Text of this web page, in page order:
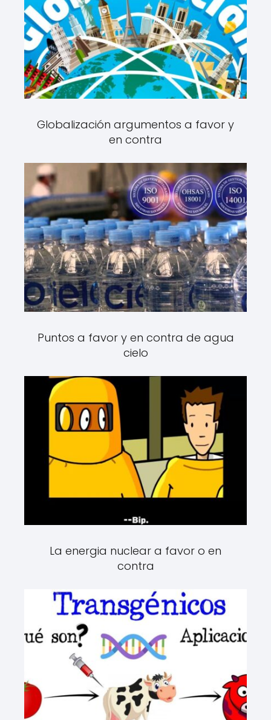
Globalización argumentos a favor y
en contra
Puntos a favor y en contra de agua
cielo
La energia nuclear a favor o en
contra